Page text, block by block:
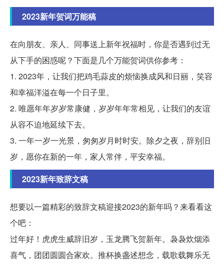
2023新年贺词万能稿
在向朋友、亲人、同事送上新年祝福时，你是否遇到过无
从下手的困惑呢？下面是几个万能贺词供你参考：
1. 2023年，让我们把鸡毛蒜皮的烦恼换成风和日丽，笑容
和幸福洋溢在每一个日子里。
2. 唯愿年年岁岁常康健，岁岁年年常相见，让我们的友谊
从容不迫地延续下去。
3. 一年一岁一光景，匆匆岁月时时安。除夕之夜，辞别旧
岁，愿你在新的一年，家人常伴，平安幸福。
2023新年致辞文稿
想要以一篇精彩的致辞文稿迎接2023的新年吗？来看看这
个吧：
过年好！虎虎生威辞旧岁，玉龙腾飞贺新年。袅袅炊烟添
喜气，团团圆圆合家欢。推杯换盏述想念，载歌载舞乐无